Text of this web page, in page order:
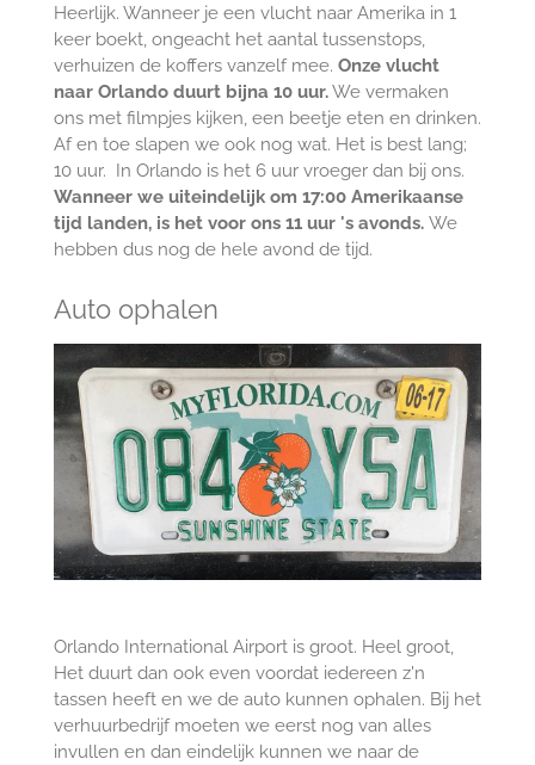
Heerlijk. Wanneer je een vlucht naar Amerika in 1
keer boekt, ongeacht het aantal tussenstops,
verhuizen de koffers vanzelf mee. Onze vlucht
naar Orlando duurt bijna 10 uur.We vermaken
ons met filmpjes kijken, een beetje eten en drinken.
Af en toe slapen we ook nog wat. Het is best lang;
10 uur. In Orlando is het 6 uur vroeger dan bij ons.
Wanneer we uiteindelijk om 17:00 Amerikaanse
tijd landen, is het voor ons 11 uur 's avonds. We
hebben dus nog de hele avond de tijd.
Auto ophalen
Orlando International Airport is groot. Heel groot,
Het duurt dan ook even voordat iedereen z'n
tassen heeft en we de auto kunnen ophalen. Bij het
verhuurbedrijf moeten we eerst nog van alles
invullen en dan eindelijk kunnen we naar de